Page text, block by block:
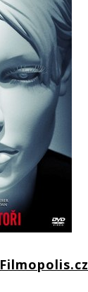
Filmopolis.cz